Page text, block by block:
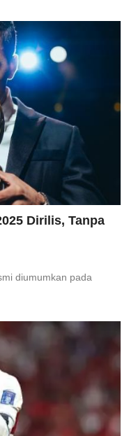
Dirilis, Tanpa
diumumkan pada